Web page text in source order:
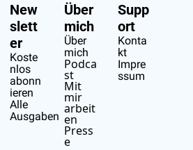
New
slett
er
Koste
nlos
abonn
ieren
Alle
Ausgaben
Über
mich
Über
mich
Podca
st
Mit
mir
arbeit
en
Press
e
Supp
ort
Konta
kt
Impre
ssum